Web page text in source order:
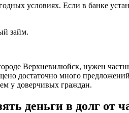
условиях. Если в банке
займ.
Верхневилюйск, нужен
достаточно много
у доверчивых граждан.
деньги в долг от